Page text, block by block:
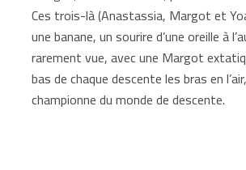
Ces trois-là (Anastassia, Margot et
une banane, un sourire d’une oreille à
rarement vue, avec une Margot
bas de chaque descente les bras en
championne du monde de descente.